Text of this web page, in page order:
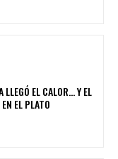
LLEGÓ EL CALOR… Y EL
EL PLATO